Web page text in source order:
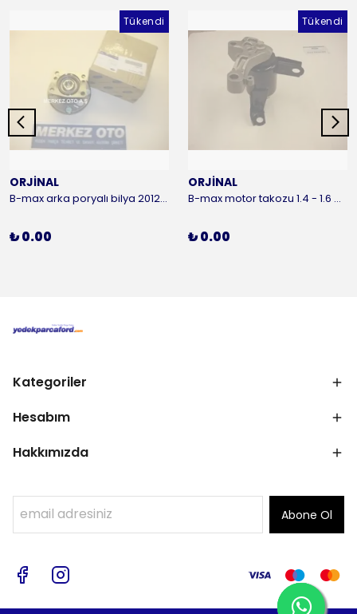
Tükendi
ORJİNAL
B-max arka poryalı bilya 2012-2016 ORJİNAL
₺ 0.00
Tükendi
ORJİNAL
B-max motor takozu 1.4 - 1.6 benzinli 2012-2016 ORJİNAL
₺ 0.00
Kategoriler
Hesabım
Hakkımızda
Abone Ol